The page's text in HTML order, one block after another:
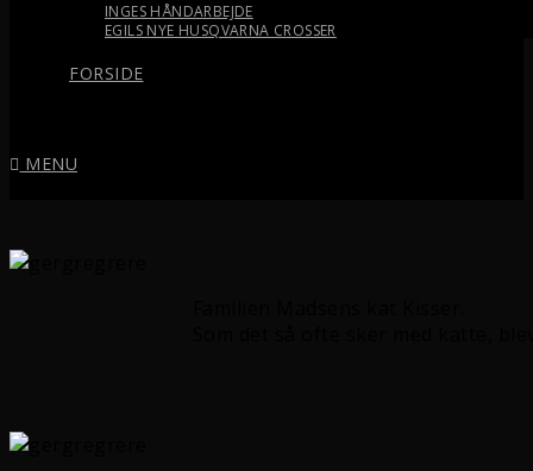
INGES HÅNDARBEJDE
EGILS NYE HUSQVARNA CROSSER
FORSIDE
MENU